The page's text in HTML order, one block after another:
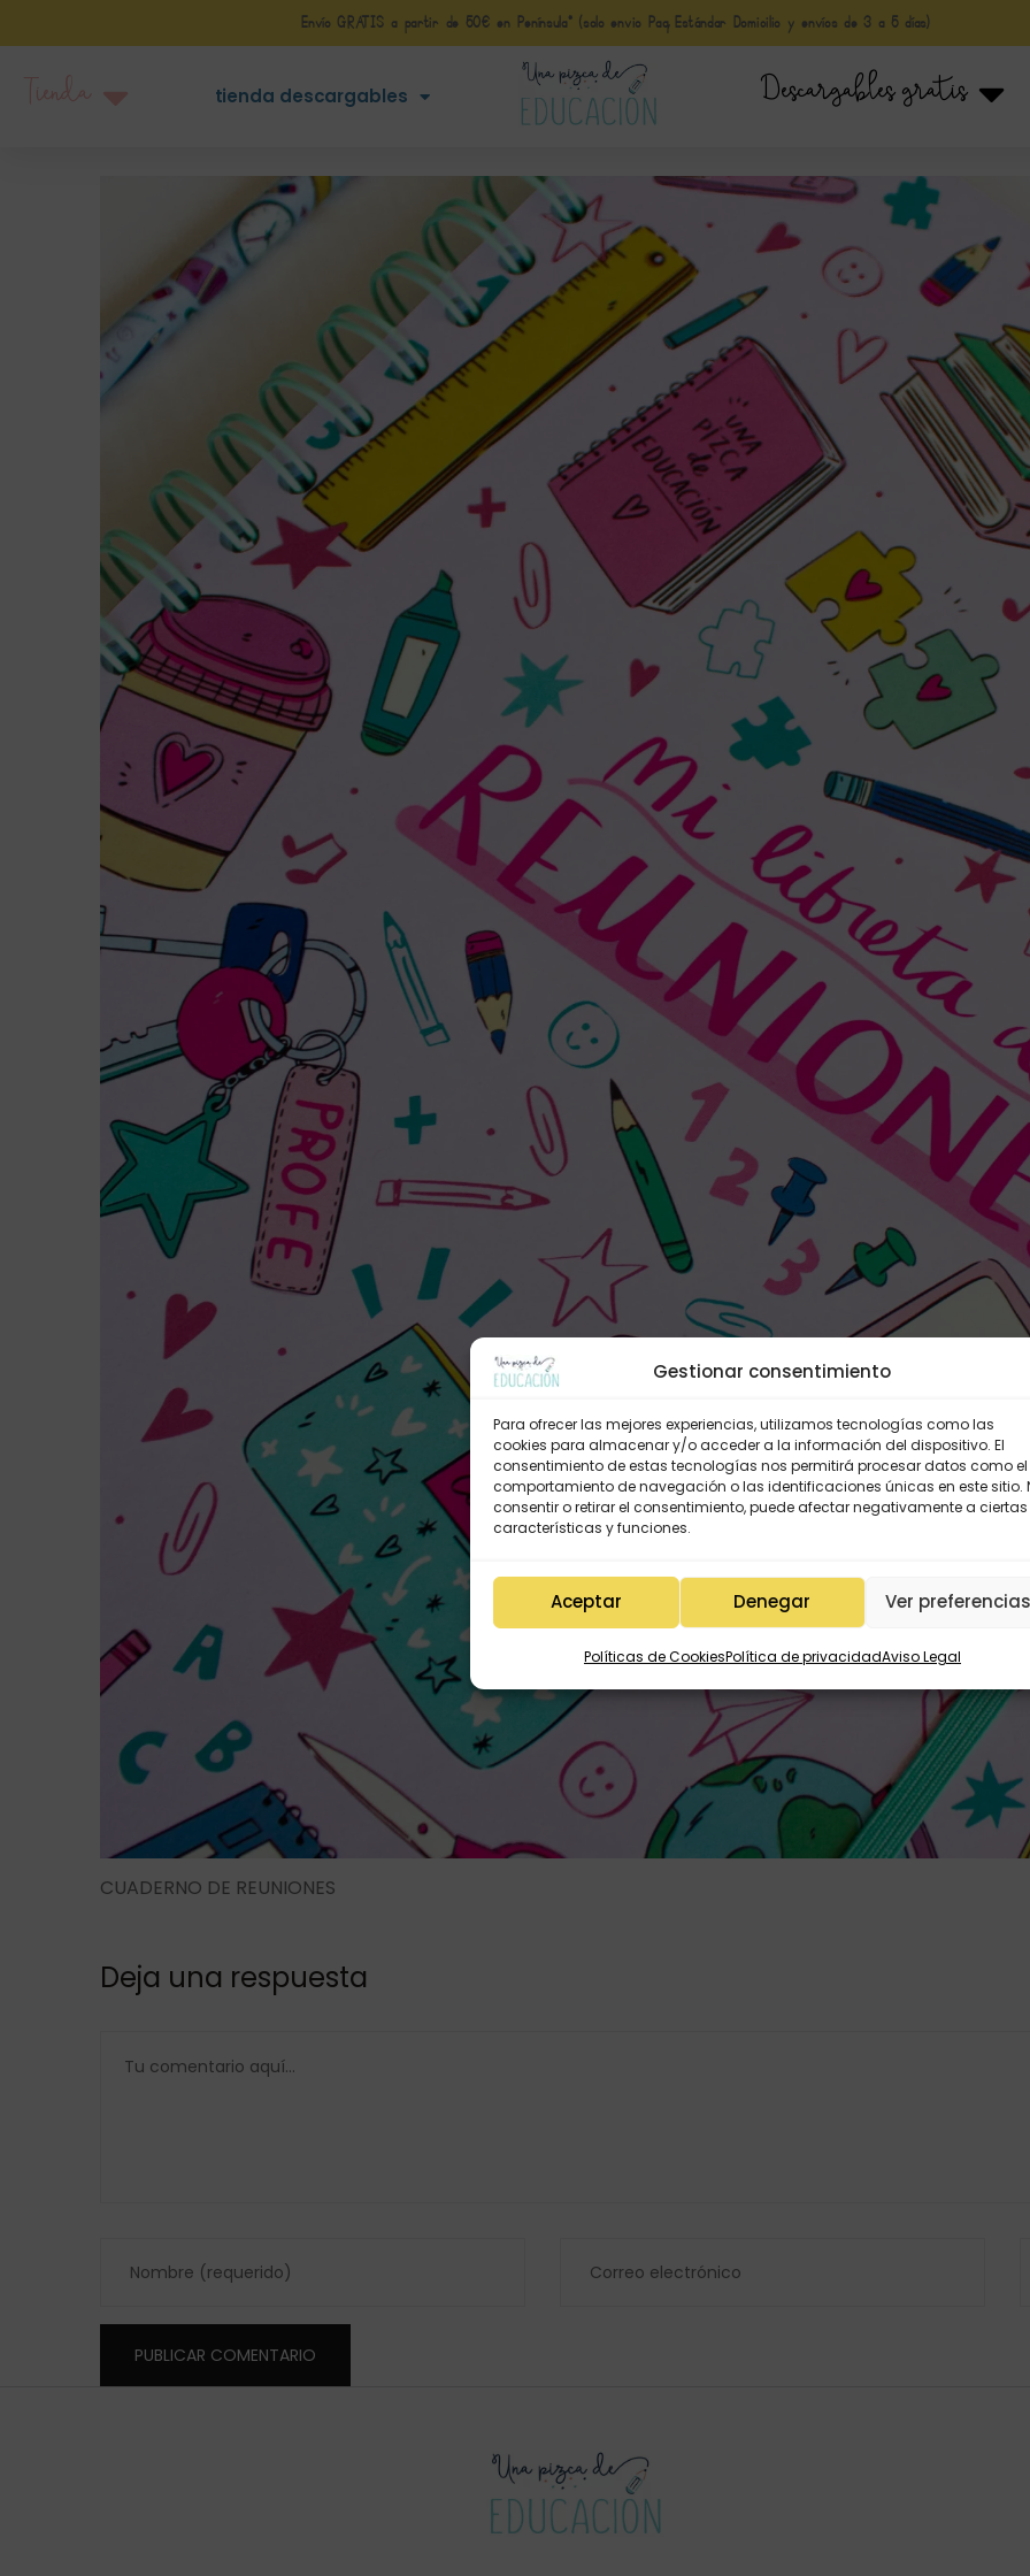
Gestionar consentimiento
Para ofrecer las mejores experiencias, utilizamos tecnologías como las
cookies para almacenar y/o acceder a la información del dispositivo. El
consentimiento de estas tecnologías nos permitirá procesar datos como el
comportamiento de navegación o las identificaciones únicas en este sitio.
consentir o retirar el consentimiento, puede afectar negativamente a ciertas
características y funciones.
Aceptar Denegar Ver
Políticas de CookiesPolítica de privacidadAviso Legal
Envío GRATIS a partir de 50€ en Península* (solo envio Paq Estándar Domicilio y envíos de 3 a 5 días)
tienda descargables Descargables gratis
CUADERNO DE REUNIONES
Deja una respuesta